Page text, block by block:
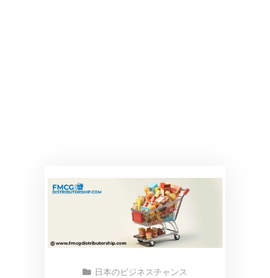
日本のビジネスチャンス